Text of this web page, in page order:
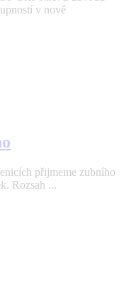
v nově
přijmeme zubního
Rozsah ...